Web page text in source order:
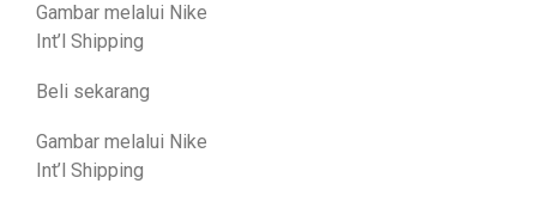
Gambar melalui Nike
Int’l Shipping
Beli sekarang
Gambar melalui Nike
Int’l Shipping